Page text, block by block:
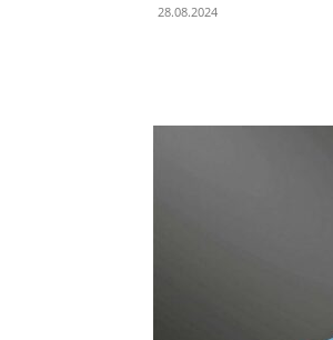
28.08.2024